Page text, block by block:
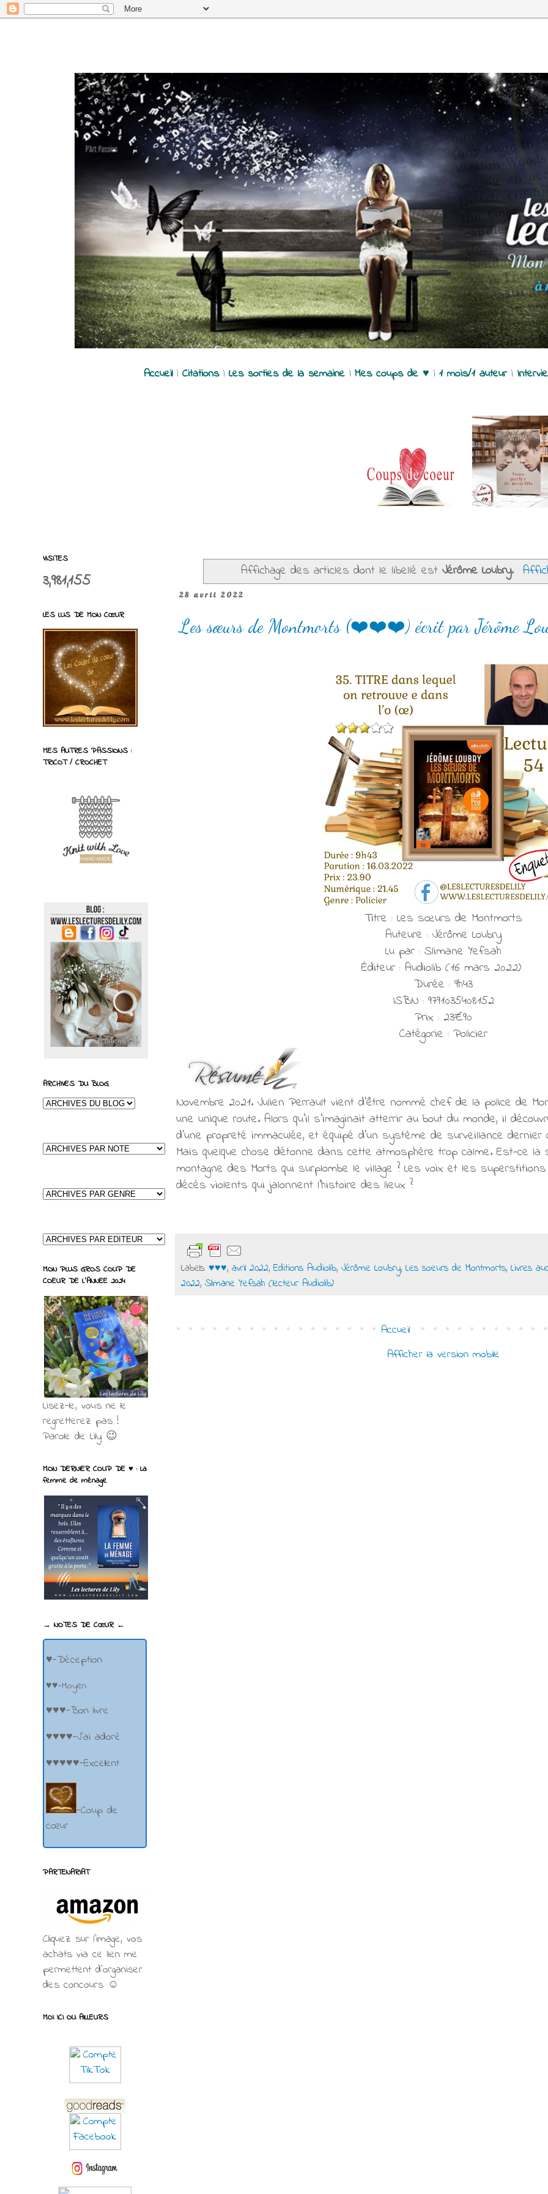
Accueil| Citations| Les sorties de la semaine| Mes coups de ♥ | 1 mois/1 auteur|
Affichage des articles dont le libellé estJérôme Loubry.
28 avril 2022
Les sœurs de Montmorts (❤️❤️❤️) écrit par Jérôme
Titre : Les sœurs de Montmorts
Auteure : Jérôme Loubry
Lu par : Slimane Yefsah
Éditeur : Audiolib (16 mars 2022)
Durée : 9h43
ISBN : 9791035408152
Prix : 23€90
Catégorie : Policier
Novembre 2021. Julien Perrault vient d’être nommé chef de la police de
une unique route. Alors qu’il s’imaginait atterrir au bout du monde, il
d’une propreté immaculée, et équipé d’un système de surveillance dernier
Mais quelque chose détonne dans cette atmosphère trop calme. Est-ce la
montagne des Morts qui surplombe le village ? Les voix et les
décès violents qui jalonnent l’histoire des lieux ?
Labels: ♥♥♥, avril 2022, Editions Audiolib, Jérôme Loubry, Les soeurs de Montmorts, Livres
2022, Slimane Yefsah (lecteur Audiolib)
Accueil
Afficher la version mobile
VISITES
3,981,155
LES LUS DE MON CŒUR
MES AUTRES PASSIONS :
TRICOT / CROCHET
ARCHIVES DU BLOG
MON PLUS GROS COUP DE
COEUR DE L'ANNEE 2024
Lisez-le, vous ne le
regretterez pas !
Parole de Lily 😉
MON DERNIER COUP DE ♥ : La
femme de ménage
→ NOTES DE CŒUR ←
♥-Déception
♥♥-Moyen
♥♥♥-Bon livre
♥♥♥♥-J'ai adoré
♥♥♥♥♥-Excellent
-Coup de
cœur
PARTENARIAT
Cliquez sur l'image, vos
achats via ce lien me
permettent d’organiser
des concours ☺
MOI ICI OU AILLEURS